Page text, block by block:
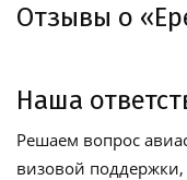
Отзывы о
Наша
Решаем вопрос
визовой